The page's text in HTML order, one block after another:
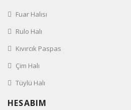
Fuar Halısı
Rulo Halı
Kıvırcık Paspas
Çim Halı
Tüylü Halı
HESABIM